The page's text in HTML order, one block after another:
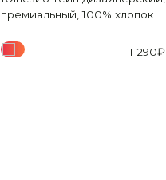
премиальный, 100% хлопок
1 290₽